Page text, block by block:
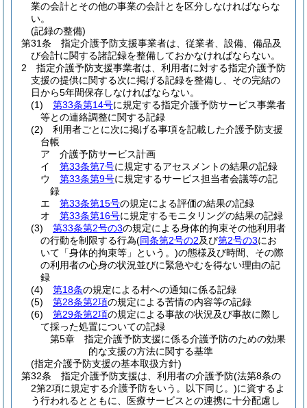
業の会計とその他の事業の会計とを区分しなければならな
い。
(記録の整備)
第31条
指定介護予防支援事業者は、従業者、設備、備品及
び会計に関する諸記録を整備しておかなければならない。
2
指定介護予防支援事業者は、利用者に対する指定介護予防
支援の提供に関する次に掲げる記録を整備し、その完結の
日から5年間保存しなければならない。
(1)
第33条第14号に規定する指定介護予防サービス事業者
等との連絡調整に関する記録
(2)
利用者ごとに次に掲げる事項を記載した介護予防支援
台帳
ア
介護予防サービス計画
イ
第33条第7号に規定するアセスメントの結果の記録
ウ
第33条第9号に規定するサービス担当者会議等の記
録
エ
第33条第15号の規定による評価の結果の記録
オ
第33条第16号に規定するモニタリングの結果の記録
(3)
第33条第2号の3の規定による身体的拘束その他利用者
の行動を制限する行為(同条第2号の2及び第2号の3にお
いて「身体的拘束等」という。)の態様及び時間、その際
の利用者の心身の状況並びに緊急やむを得ない理由の記
録
(4)
第18条の規定による村への通知に係る記録
(5)
第28条第2項の規定による苦情の内容等の記録
(6)
第29条第2項の規定による事故の状況及び事故に際し
て採った処置についての記録
第5章
指定介護予防支援に係る介護予防のための効果
的な支援の方法に関する基準
(指定介護予防支援の基本取扱方針)
第32条
指定介護予防支援は、利用者の介護予防(法第8条の
2第2項に規定する介護予防をいう。以下同じ。)に資するよ
う行われるとともに、医療サービスとの連携に十分配慮し